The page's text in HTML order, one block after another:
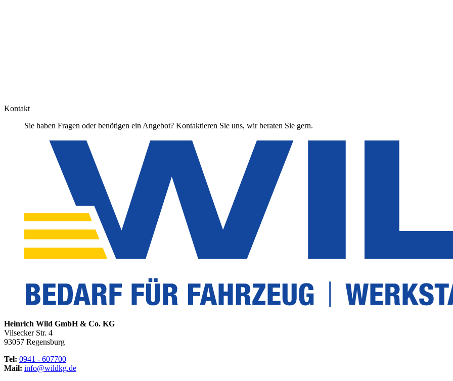
Kontakt
Sie haben Fragen oder benötigen ein Angebot? Kontaktieren Sie uns, wir beraten Sie gern.
Heinrich Wild GmbH & Co. KG
Vilsecker Str. 4
93057 Regensburg
Tel: 0941 - 607700
Mail: info@wildkg.de